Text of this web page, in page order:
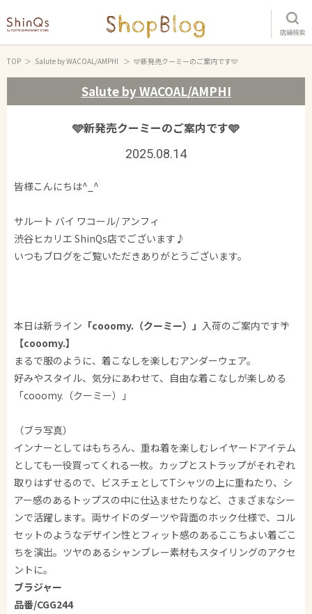
店舗検索
TOP Salute by WACOAL/AMPHI 🩵新発売クーミーのご案内です🩵
Salute by WACOAL/AMPHI
🩵新発売クーミーのご案内です🩵
2025.08.14
皆様こんにちは^_^
サルート バイ ワコール/ アンフィ
渋谷ヒカリエ ShinQs店でございます♪
いつもブログをご覧いただきありがとうございます。
本日は新ライン 「cooomy.（クーミー）」 入荷のご案内です🌴
【cooomy.】
まるで服のように、着こなしを楽しむアンダーウェア。
好みやスタイル、気分にあわせて、自由な着こなしが楽しめる
「cooomy.（クーミー）」
（ブラ写真）
インナーとしてはもちろん、重ね着を楽しむレイヤードアイテム
としても一役買ってくれる一枚。カップとストラップがそれぞれ
取りはずせるので、ビスチェとしてTシャツの上に重ねたり、シ
アー感のあるトップスの中に仕込ませたりなど、さまざまなシー
ンで活躍します。両サイドのダーツや背面のホック仕様で、コル
セットのようなデザイン性とフィット感のあるここちよい着ごこ
ちを演出。ツヤのあるシャンブレー素材もスタイリングのアクセ
ントに。
ブラジャー
品番/CGG244